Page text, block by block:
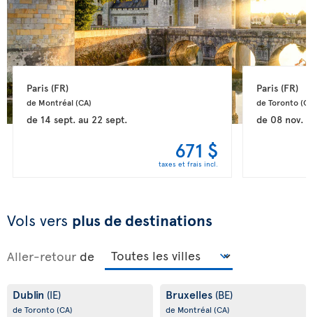
Paris (FR)
de Montréal (CA)
de 14 sept.au 22 sept.
671 $
taxes et frais incl.
Paris (FR)
de Toronto
de 08 nov.
Vols vers plus de destinations
Aller-retour de
Dublin (IE)
de Toronto(CA)
Bruxelles (BE)
de Montréal (CA)